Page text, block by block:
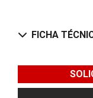
FICHA